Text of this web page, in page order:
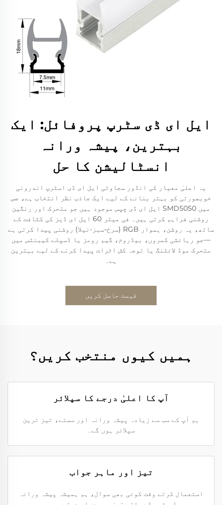
ایل ای ڈی سٹرپ پروفائل: ایک
بہترین، پیشہ ورانہ
انسٹالیشن کا حل
یہ اعلیٰ معیار کی انڈور سجاوٹی ایل ای ڈی اسٹرپ اندرونی
خوبصورتی کو بہتر بنانے کے لیے ایک جاذب نظر انتخاب ہے، جس
میں SMD5050 ایل ای ڈی چپس موجود ہیں جو متحرک اور رنگین
روشنی فراہم کرتی ہیں۔ فی میٹر 60 ایل ای ڈیز کی کثافت کے
ساتھ، یہ روشن، ہموار RGB (سرخ-سبز-نیلا) روشنی پیدا کرتی ہے
—جو رہائشی کمروں، بیڈروم، گیم رومز یا ڈسپلے کیبنٹس میں
متحرک موڈ لائٹنگ یا توجہ کش اثرات پیدا کرنے کے لیے بہترین
ہے۔
قیمت حاصل کریں
ہمیں کیوں منتخب کریں؟
آپ کا اعلیٰ درجے کا سپلائر
ہم آپ کے سب سے زیادہ پیشہ ورانہ اور سستے، تیز ترین
سپلائر ہوں گے۔
تیز اور ماہر جواب
استعمال کرتے وقت کوئی بھی سوال، ہم ہمیشہ پیشہ ورانہ